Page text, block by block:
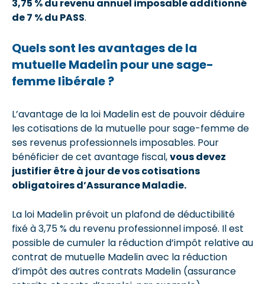
3,75 % du revenu annuel imposable additionné
de 7 % du PASS.
Quels sont les avantages de la
mutuelle Madelin pour une sage-
femme libérale ?
L’avantage de la loi Madelin est de pouvoir déduire
les cotisations de la mutuelle pour sage-femme de
ses revenus professionnels imposables. Pour
bénéficier de cet avantage fiscal,vous devez
justifier être à jour de vos cotisations
obligatoires d’Assurance Maladie.
La loi Madelin prévoit un plafond de déductibilité
fixé à 3,75 % du revenu professionnel imposé. Il est
possible de cumuler la réduction d’impôt relative au
contrat de mutuelle Madelin avec la réduction
d’impôt des autres contrats Madelin (assurance